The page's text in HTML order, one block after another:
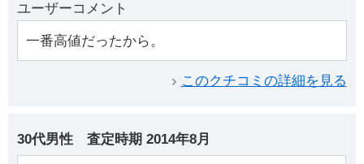
ユーザーコメント
一番高値だったから。
このクチコミの詳細を見る
30代男性 査定時期 2014年8月